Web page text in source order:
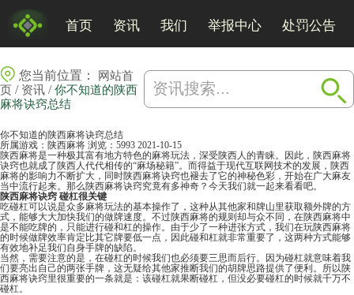
首页 资讯 我们 举报中心 处罚公告
您当前位置：
网站首
页 / 资讯 /你不知道的陕西
麻将诀窍总结
你不知道的陕西麻将诀窍总结
所属游戏： 陕西麻将 浏览：5993 2021-10-15
陕西麻将是一种极其富有地方特色的麻将玩法，深受陕西人的青睐。因此，陕西麻将
诀窍也就成了陕西人代代相传的“麻场秘籍”。而得益于现代互联网技术的发展，陕西
麻将的影响力不断扩大，同时陕西麻将诀窍也褪去了它的神秘色彩，开始在广大麻友
当中流行起来。那么陕西麻将诀窍究竟有多神奇？今天我们就一起来看看吧。
陕西麻将诀窍 碰杠很关键
吃碰杠可以说是众多麻将玩法的基本操作了，这种从其他家和牌山里获取额外牌的方
式，能够大大加快我们的做牌速度。不过陕西麻将的规则却与众不同，在陕西麻将中
是不能吃牌的，只能进行碰和杠的操作。由于少了一种进张方式，我们在玩陕西麻将
的时候做牌效率肯定比其它牌要低一点，因此碰和杠就非常重要了，这两种方式能够
有效地补足我们自身手牌的缺陷。
当然，需要注意的是，在碰杠的时候我们也必须要三思而后行。因为碰杠就意味着我
们要亮出自己的两张手牌，这无疑给其他家推断我们的胡牌思路提供了便利。所以陕
西麻将诀窍里很重要的一条就是：该碰杠就果断碰杠，但没必要碰杠的时候就千万不
碰杠。